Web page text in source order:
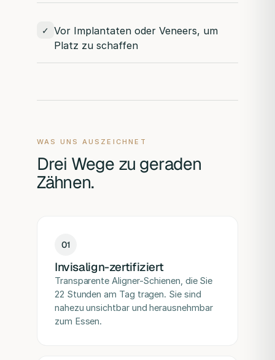
✓ Vor Implantaten oder Veneers, um
Platz zu schaffen
WAS UNS AUSZEICHNET
Drei Wege zu geraden
Zähnen.
01
Invisalign-zertifiziert
Transparente Aligner-Schienen, die Sie
22 Stunden am Tag tragen. Sie sind
nahezu unsichtbar und herausnehmbar
zum Essen.